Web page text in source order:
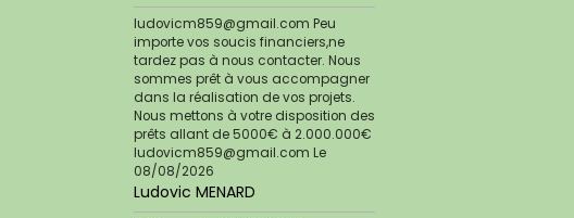
ludovicm859@gmail.com Peu
importe vos soucis financiers,ne
tardez pas à nous contacter. Nous
sommes prêt à vous accompagner
dans la réalisation de vos projets.
Nous mettons à votre disposition des
prêts allant de 5000€ à 2.000.000€
ludovicm859@gmail.com Le
08/08/2026
Ludovic MENARD